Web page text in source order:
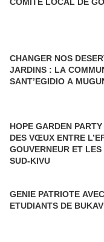
CHANGER NOS
JARDINS : LA
SANT’EGIDIO A
HOPE GARDEN
DES VŒUX ENTRE
GOUVERNEUR ET
SUD-KIVU
GENIE PATRIOTE
ETUDIANTS DE